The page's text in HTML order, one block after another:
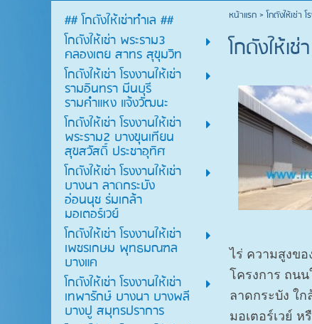
## โกดังให้เช่าทำเล ##
โกดังให้เช่า พระราม3
คลองเตย สาทร สุขุมวิท
โกดังให้เช่า โรงงานให้เช่า
รามอินทรา มีนบุรี
รามคำแหง แจ้งวัฒนะ
โกดังให้เช่า โรงงานให้เช่า
พระราม2 บางขุนเทียน
สุขสวัสดิ์ ประชาอุทิศ
โกดังให้เช่า โรงงานให้เช่า
บางนา ลาดกระบัง
อ่อนนุช ร่มเกล้า
มอเตอร์เวย์
โกดังให้เช่า โรงงานให้เช่า
เพชรเกษม พุทธมณฑล
บางแค
โกดังให้เช่า โรงงานให้เช่า
เทพารักษ์ บางนา บางพลี
บางปู สมุทรปราการ
หน้าแรก>โกดังให้เช่า
โกดังให้เ
ไร่ ความสูงขอ
โครงการ ถน
ลาดกระบัง ใ
มอเตอร์เวย์